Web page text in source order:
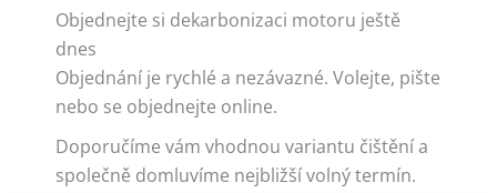
Objednejte si dekarbonizaci motoru ještě
dnes
Objednání je rychlé a nezávazné. Volejte, pište
nebo se objednejte online.
Doporučíme vám vhodnou variantu čištění a
společně domluvíme nejbližší volný termín.